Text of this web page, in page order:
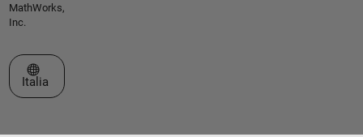
MathWorks,
Inc.
Seleziona un sito web
Italia